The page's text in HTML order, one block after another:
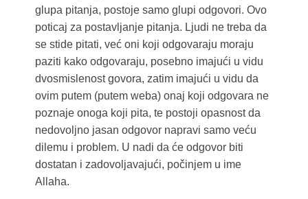
glupa pitanja, postoje samo glupi odgovori. Ovo
poticaj za postavljanje pitanja. Ljudi ne treba da
se stide pitati, već oni koji odgovaraju moraju
paziti kako odgovaraju, posebno imajući u vidu
dvosmislenost govora, zatim imajući u vidu da
ovim putem (putem weba) onaj koji odgovara ne
poznaje onoga koji pita, te postoji opasnost da
nedovoljno jasan odgovor napravi samo veću
dilemu i problem. U nadi da će odgovor biti
dostatan i zadovoljavajući, počinjem u ime
Allaha.